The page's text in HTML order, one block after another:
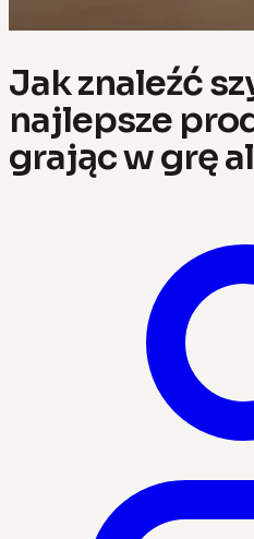
Jak znaleźć
najlepsze
grając w grę